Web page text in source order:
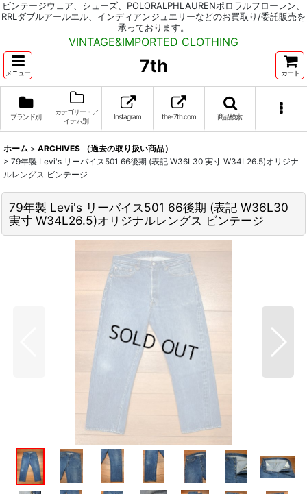
ビンテージウェア、シューズ、POLORALPHLAURENポロラルフローレン、
RRLダブルアールエル、インディアンジュエリーなどのお買取り/委託販売を
承っております。
VINTAGE&IMPORTED CLOTHING
メニュー 7th カート
ブランド別
カテゴリー・ア
イテム別
Instagram the-7th.com 商品検索
ホーム > ARCHIVES （過去の取り扱い商品）
> 79年製 Levi's リーバイス501 66後期 (表記 W36L30 実寸 W34L26.5)オリジナ
ルレングス ビンテージ
79年製 Levi's リーバイス501 66後期 (表記 W36L30
実寸 W34L26.5)オリジナルレングス ビンテージ